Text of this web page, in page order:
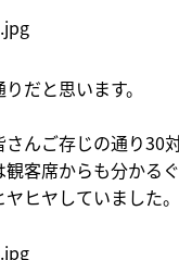
だと思います。
んご存じの通り30
観客席からも分かる
ヒヤしていました。